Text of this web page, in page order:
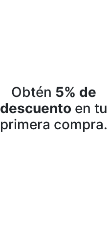
Obtén 5% de
descuento en tu
primera compra.